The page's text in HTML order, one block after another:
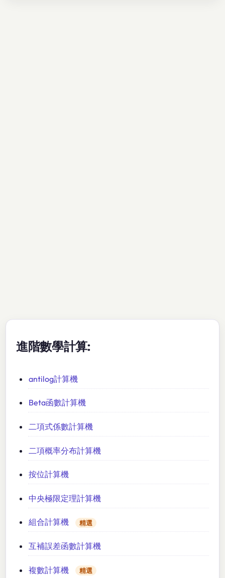
進階數學計算:
antilog計算機
Beta函數計算機
二項式係數計算機
二項概率分布計算機
按位計算機
中央極限定理計算機
組合計算機 精選
互補誤差函數計算機
複數計算機 精選